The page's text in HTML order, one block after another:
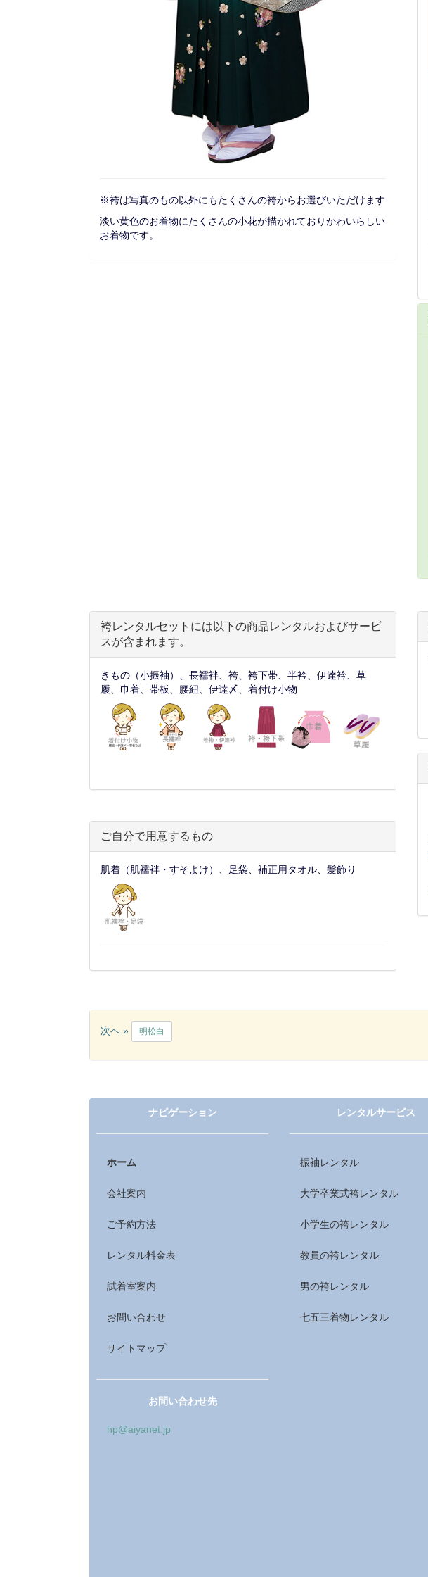
※袴は写真のもの以外にもたくさんの袴からお選びいただけます
淡い黄色のお着物にたくさんの小花が描かれておりかわいらしい
お着物です。
袴レンタルセットには以下の商品レンタルおよびサービ
スが含まれます。
きもの（小振袖）、長襦袢、袴、袴下帯、半衿、伊達衿、草
履、巾着、帯板、腰紐、伊達〆、着付け小物
ご自分で用意するもの
肌着（肌襦袢・すそよけ）、足袋、補正用タオル、髪飾り
次へ » 明松白
ナビゲーション
ホーム
会社案内
ご予約方法
レンタル料金表
試着室案内
お問い合わせ
サイトマップ
お問い合わせ先
hp@aiyanet.jp
レンタルサービス
振袖レンタル
大学卒業式袴レンタル
小学生の袴レンタル
教員の袴レンタル
男の袴レンタル
七五三着物レンタル